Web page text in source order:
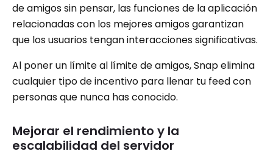
de amigos sin pensar, las funciones de la aplicación
relacionadas con los mejores amigos garantizan
que los usuarios tengan interacciones significativas.
Al poner un límite al límite de amigos, Snap elimina
cualquier tipo de incentivo para llenar tu feed con
personas que nunca has conocido.
Mejorar el rendimiento y la
escalabilidad del servidor